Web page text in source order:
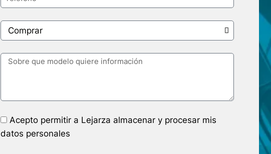
Acepto permitir a Lejarza almacenar y procesar mis
datos personales